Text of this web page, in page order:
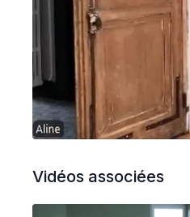
Vidéos associées